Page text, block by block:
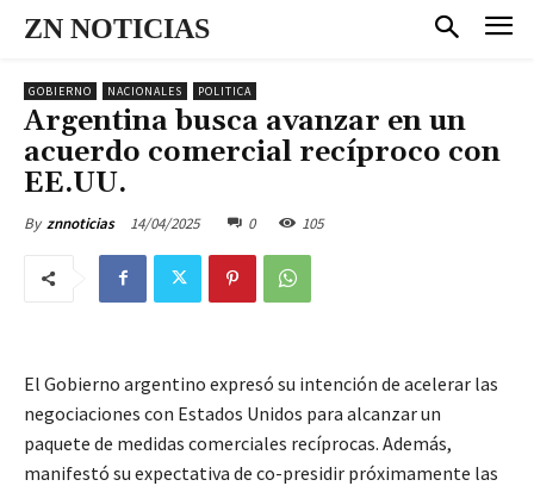
ZN NOTICIAS
GOBIERNO NACIONALES POLITICA
Argentina busca avanzar en un
acuerdo comercial recíproco con
EE.UU.
By znnoticias 14/04/2025 0 105
El Gobierno argentino expresó su intención de acelerar las
negociaciones con Estados Unidos para alcanzar un
paquete de medidas comerciales recíprocas. Además,
manifestó su expectativa de co-presidir próximamente las